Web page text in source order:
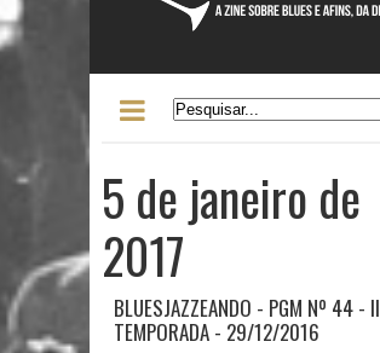
5 de janeiro de
2017
BLUESJAZZEANDO - PGM Nº 44 - II
TEMPORADA - 29/12/2016